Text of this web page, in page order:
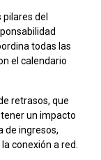
del
todas las
el calendario
retrasos, que
un impacto
de ingresos,
conexión a red.